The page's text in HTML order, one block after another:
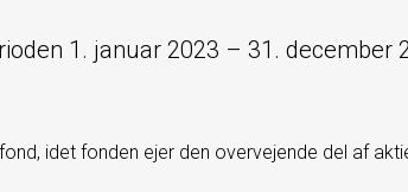
1. januar 2023 – 31. december
idet fonden ejer den overvejende del af